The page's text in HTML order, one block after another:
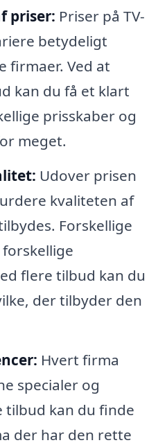
priser: Priser på TV-
betydeligt
firmaer. Ved at
kan du få et klart
prisskaber og
meget.
Udover prisen
kvaliteten af
Forskellige
flere tilbud kan du
der tilbyder den
Hvert firma
specialer og
tilbud kan du finde
der har den rette